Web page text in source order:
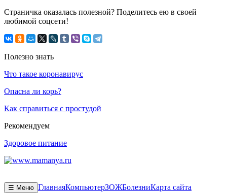
Страничка оказалась полезной? Поделитесь ею в своей
любимой соцсети!
Полезно знать
Что такое коронавирус
Опасна ли корь?
Как справиться с простудой
Рекомендуем
Здоровое питание
☰ Меню ГлавнаяКомпьютерЗОЖБолезниКарта сайта